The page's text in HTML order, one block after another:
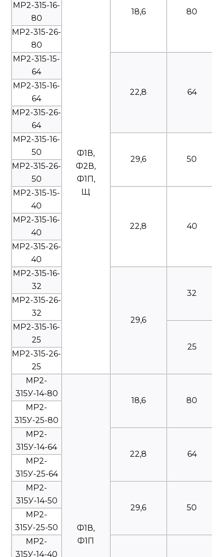
Ф1В,
Ф2В,
Ф1П,
Щ
18,6 80
МР2-315-16-
80
МР2-315-26-
80
МР2-315-15-
64
22,8 64
МР2-315-16-
64
МР2-315-26-
64
МР2-315-16-
50
29,6 50
МР2-315-26-
50
МР2-315-15-
40
22,8 40
МР2-315-16-
40
МР2-315-26-
40
МР2-315-16-
32
29,6
32
МР2-315-26-
32
МР2-315-16-
25
25
МР2-315-26-
25
МР2-
315У-14-80
Ф1В,
Ф1П
18,6 80
МР2-
315У-25-80
МР2-
315У-14-64
22,8 64
МР2-
315У-25-64
МР2-
315У-14-50
29,6 50
МР2-
315У-25-50
МР2-
315У-14-40